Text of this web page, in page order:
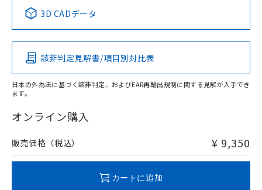
Pb Hg Cd Cr(VI)
O
在庫等で未対応品が混在する可能性があります。
問い合わせください。
この製品の規格認証/適合状況ページへ
その他の認証はこちらのページからご検索ください
3D CADデータ
該非判定見解書/項目別対比表
日本の外為法に基づく該非判定、およびEAR再輸出規制に関する見解が入手でき
ます。
オンライン購入
販売価格（税込） ¥ 9,350
カートに追加